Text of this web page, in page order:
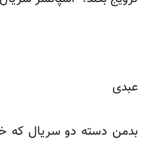
عبدی
بدمن دسته دو سریال که